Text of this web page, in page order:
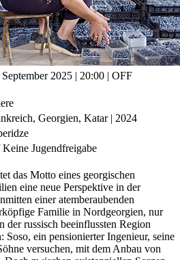
2025 | 20:00 | OFF
Georgien, Katar | 2024
Jugendfreigabe
das Motto eines georgischen
eine neue Perspektive in der
einer atemberaubenden
Familie in Nordgeorgien, nur
russisch beeinflussten Region
Soso, ein pensionierter Ingenieur, seine
versuchen, mit dem Anbau von